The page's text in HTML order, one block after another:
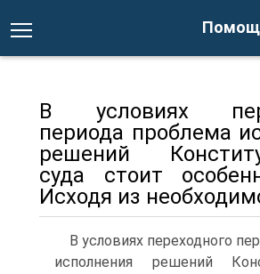
В условиях
периода проблема
решений
суда стоит
Исходя из
В условиях переходного
исполнения решений